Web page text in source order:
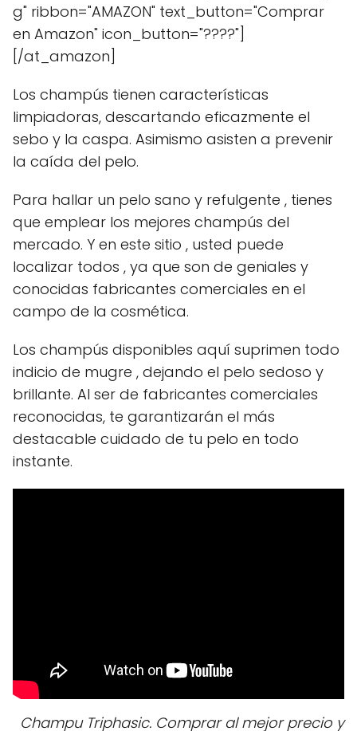
g" ribbon="AMAZON" text_button="Comprar
en Amazon" icon_button="????"]
[/at_amazon]
Los champús tienen características
limpiadoras, descartando eficazmente el
sebo y la caspa. Asimismo asisten a prevenir
la caída del pelo.
Para hallar un pelo sano y refulgente , tienes
que emplear los mejores champús del
mercado. Y en este sitio , usted puede
localizar todos , ya que son de geniales y
conocidas fabricantes comerciales en el
campo de la cosmética.
Los champús disponibles aquí suprimen todo
indicio de mugre , dejando el pelo sedoso y
brillante. Al ser de fabricantes comerciales
reconocidas, te garantizarán el más
destacable cuidado de tu pelo en todo
instante.
Champu Triphasic. Comprar al mejor precio y